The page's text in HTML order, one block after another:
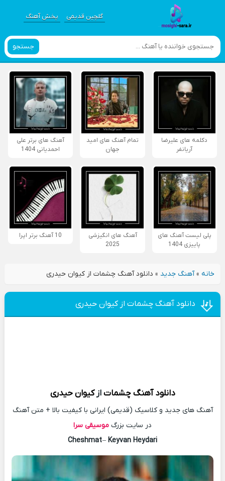
گلچین قدیمی پخش آهنگ
جستجو
دکلمه های علیرضا
آریانفر
تمام آهنگ های امید
جهان
آهنگ های برتر علی
احمدیانی 1404
پلی لیست آهنگ های
پاییزی 1404
آهنگ های انگیزشی
2025
10 آهنگ برتر اپرا
خانه»آهنگ جدید » دانلود آهنگ چشمات از کیوان حیدری
دانلود آهنگ چشمات از کیوان حیدری
دانلود آهنگ چشمات ازکیوان حیدری
آهنگ های جدید و کلاسیک (قدیمی) ایرانی با کیفیت بالا + متن آهنگ
در سایت بزرگ موسیقی سرا
Cheshmat– Keyvan Heydari